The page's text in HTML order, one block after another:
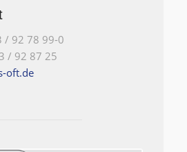
/ 92 78 99-0
/ 92 87 25
oft.de